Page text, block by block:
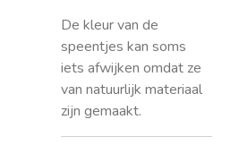
De kleur van de
speentjes kan soms
iets afwijken omdat ze
van natuurlijk materiaal
zijn gemaakt.